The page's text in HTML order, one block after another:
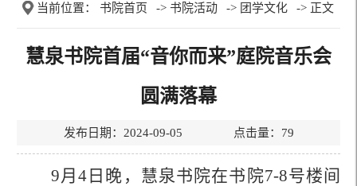
当前位置： 书院首页 -> 书院活动 -> 团学文化 -> 正文
慧泉书院首届“音你而来”庭院音乐会
圆满落幕
发布日期：2024-09-05 点击量： 79
9月4日晚，慧泉书院在书院7-8号楼间